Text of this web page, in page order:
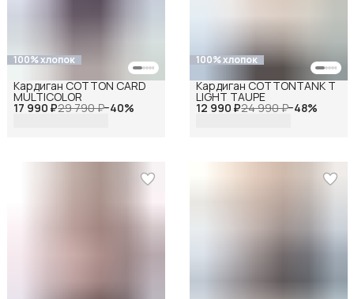
100% хлопок
17 990 ₽29 790 ₽−40%
Кардиган COTTON CARD
MULTICOLOR
100% хлопок
12 990 ₽24 990 ₽−48%
Кардиган COTTONTANK T
LIGHT TAUPE